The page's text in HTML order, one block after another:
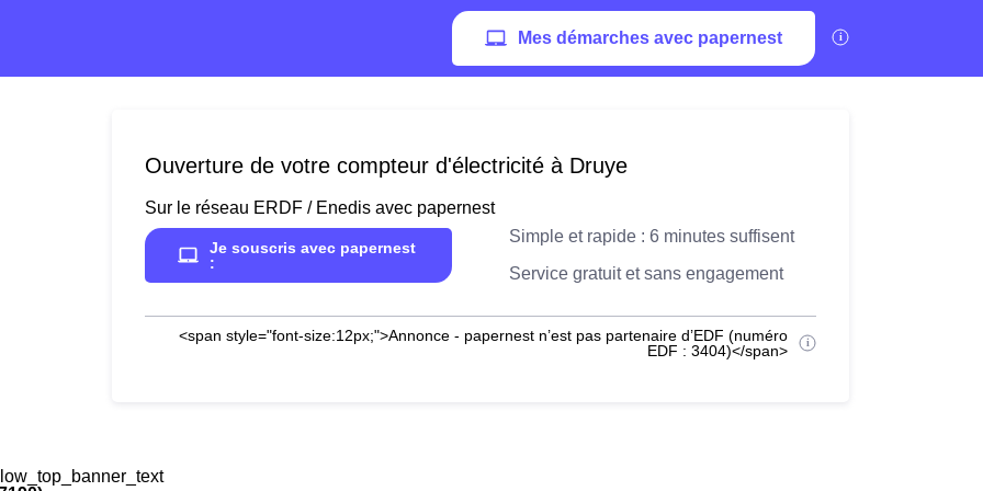
Mes démarches avec papernest
Ouverture de votre compteur d'électricité à Druye
Sur le réseau ERDF / Enedis avec papernest
Je souscris avec papernest
:
Simple et rapide : 6 minutes suffisent
Service gratuit et sans engagement
<span style="font-size:12px;">Annonce - papernest n’est pas partenaire d’EDF (numéro
EDF : 3404)</span>